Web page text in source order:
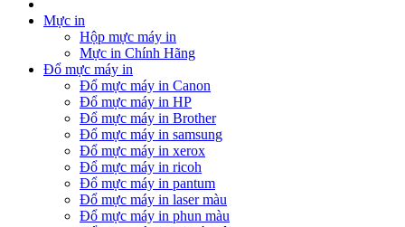
Mực in
Hộp mực máy in
Mực in Chính Hãng
Đổ mực máy in
Đổ mực máy in Canon
Đổ mực máy in HP
Đổ mực máy in Brother
Đổ mực máy in samsung
Đổ mực máy in xerox
Đổ mực máy in ricoh
Đổ mực máy in pantum
Đổ mực máy in laser màu
Đổ mực máy in phun màu